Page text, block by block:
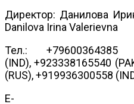
Директор: Данилова
Danilova Irina Valerievna
Тел.: +79600364385
(IND), +923338165540
(RUS), +919936300558
E-